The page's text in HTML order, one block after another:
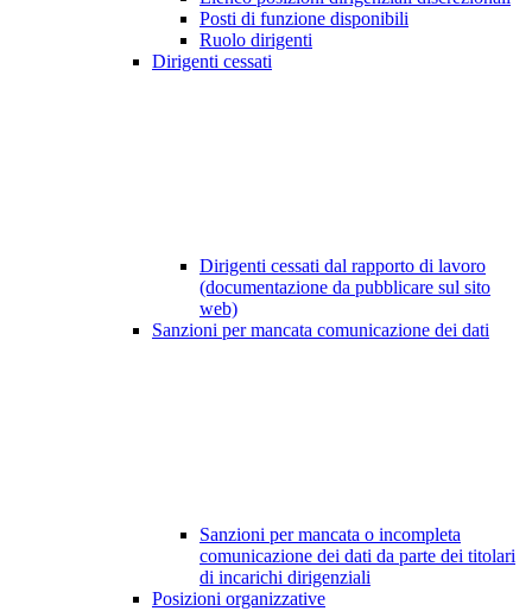
Posti di funzione disponibili
Ruolo dirigenti
Dirigenti cessati
Dirigenti cessati dal rapporto di lavoro
(documentazione da pubblicare sul sito
web)
Sanzioni per mancata comunicazione dei dati
Sanzioni per mancata o incompleta
comunicazione dei dati da parte dei titolari
di incarichi dirigenziali
Posizioni organizzative